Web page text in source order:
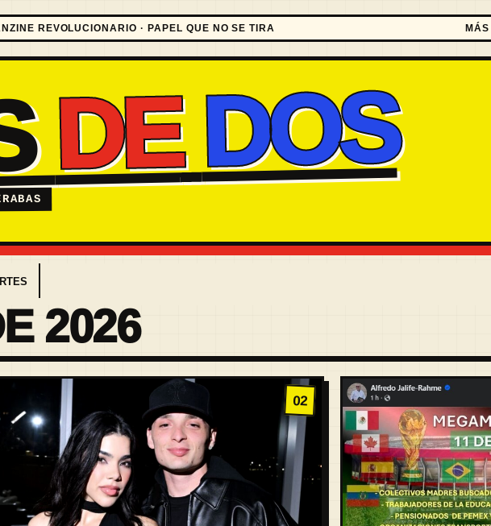
REVOLUCIONARIO · PAPEL QUE NO SE TIRA
DE DOS
2026
02